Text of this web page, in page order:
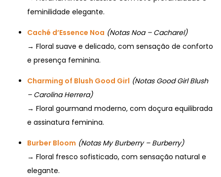
feminilidade elegante.
Caché d’Essence Noa (Notas Noa – Cacharel)
→ Floral suave e delicado, com sensação de conforto
e presença feminina.
Charming of Blush Good Girl (Notas Good Girl Blush
– Carolina Herrera)
→ Floral gourmand moderno, com doçura equilibrada
e assinatura feminina.
Burber Bloom (Notas My Burberry – Burberry)
→ Floral fresco sofisticado, com sensação natural e
elegante.